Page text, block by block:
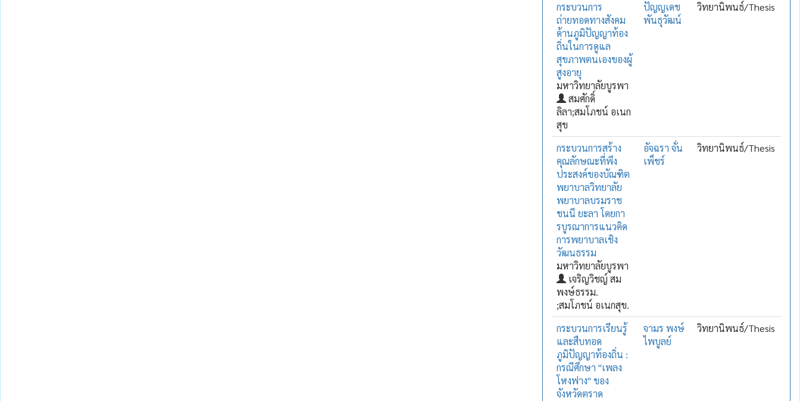
กระบวนการ
ถ่ายทอดทางสังคม
ด้านภูมิปัญญาท้อง
ถิ่นในการดูแล
สุขภาพตนเองของผู้
สูงอายุ
มหาวิทยาลัยบูรพา
สมศักดิ์
ลิลา;สมโภชน์ อเนก
สุข
ปัญญเดช
พันธุวัฒน์
วิทยานิพนธ์/Thesis
กระบวนการสร้าง
คุณลักษณะที่พึง
ประสงค์ของบัณฑิต
พยาบาลวิทยาลัย
พยาบาลบรมราช
ชนนี ยะลา โดยกา
รบูรณาการแนวคิด
การพยาบาลเชิง
วัฒนธรรม
มหาวิทยาลัยบูรพา
เจริญวิชญ์ สม
พงษ์ธรรม.
;สมโภชน์ อเนกสุข.
อัจฉรา จั่น
เพ็ชร์
วิทยานิพนธ์/Thesis
กระบวนการเรียนรู้
และสืบทอด
ภูมิปัญญาท้องถิ่น :
กรณีศึกษา "เพลง
โหงฟาง" ของ
จังหวัดตราด
จามร พงษ์
ไพบูลย์
วิทยานิพนธ์/Thesis